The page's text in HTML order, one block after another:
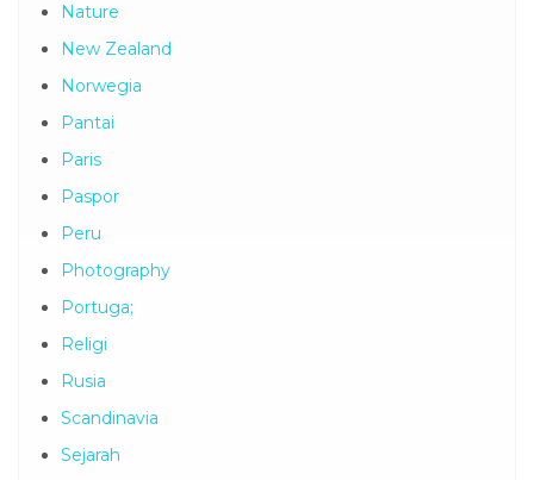
Nature
New Zealand
Norwegia
Pantai
Paris
Paspor
Peru
Photography
Portuga;
Religi
Rusia
Scandinavia
Sejarah